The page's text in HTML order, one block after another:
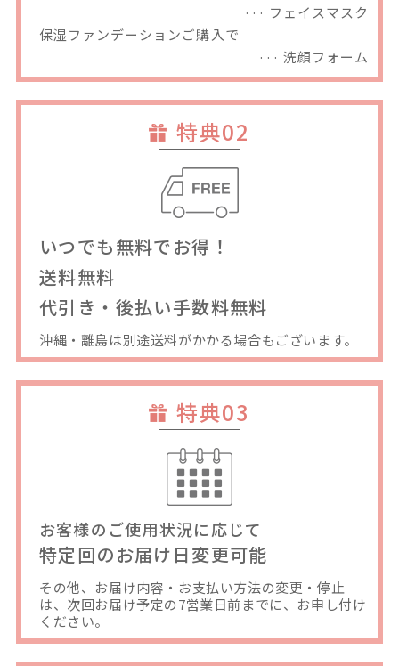
··· フェイスマスク
保湿ファンデーションご購入で
··· 洗顔フォーム
特典02
いつでも無料でお得！
送料無料
代引き・後払い手数料無料
沖縄・離島は別途送料がかかる場合もございます。
特典03
お客様のご使用状況に応じて
特定回のお届け日変更可能
その他、お届け内容・お支払い方法の変更・停止
は、次回お届け予定の7営業日前までに、お申し付け
ください。